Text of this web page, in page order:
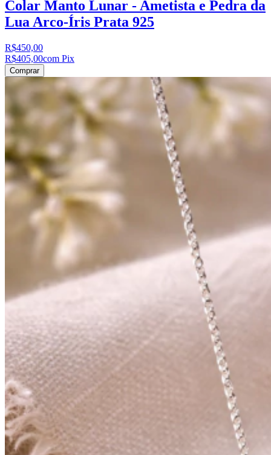
Colar Manto Lunar - Ametista e Pedra da
Lua Arco-Íris Prata 925
R$450,00
R$405,00com Pix
Comprar